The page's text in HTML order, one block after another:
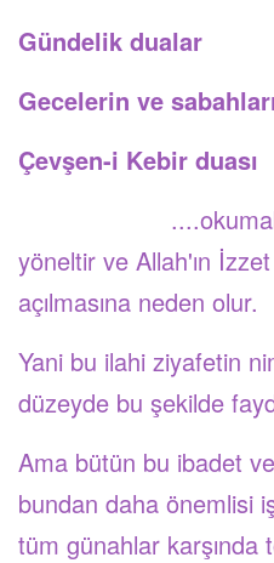
Gündelik dualar
Gecelerin ve
Çevşen-i Kebir duası
....okumak
yöneltir ve Allah'ın İzzet
açılmasına neden olur.
Yani bu ilahi ziyafetin
düzeyde bu şekilde
Ama bütün bu ibadet
bundan daha önemlisi
tüm günahlar karşında